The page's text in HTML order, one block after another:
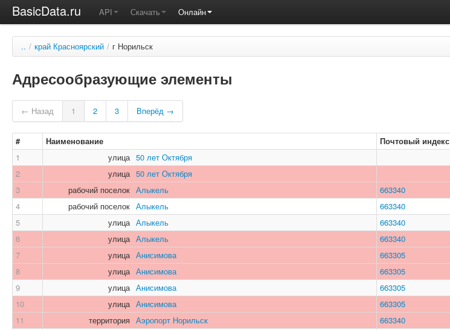
BasicData.ru API Скачать Онлайн
.. / край Красноярский / г Норильск
Адресообразующие элементы
← Назад 1 2 3 Вперёд →
# Наименование Почтовый индекс
1
улица 50 лет Октября
2
улица 50 лет Октября
3
рабочий поселок Алыкель 663340
4
рабочий поселок Алыкель 663340
5
улица Алыкель 663340
6
улица Алыкель 663340
7
улица Анисимова 663305
8
улица Анисимова 663305
9
улица Анисимова 663305
10
улица Анисимова 663305
11
территория Аэропорт Норильск 663340